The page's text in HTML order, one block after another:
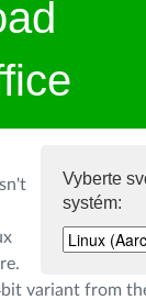
Vyberte
systém:
variant from